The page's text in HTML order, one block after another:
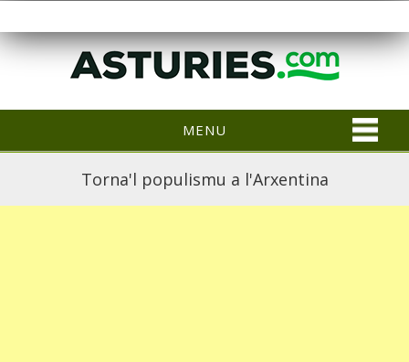
MENU
Torna'l populismu a l'Arxentina